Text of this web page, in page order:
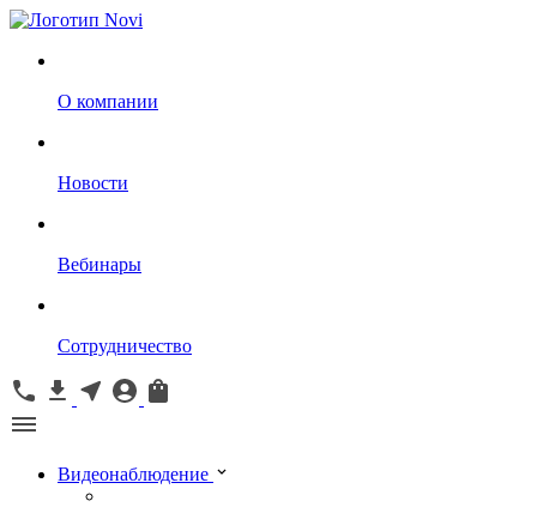
О компании
Новости
Вебинары
Сотрудничество
Видеонаблюдение